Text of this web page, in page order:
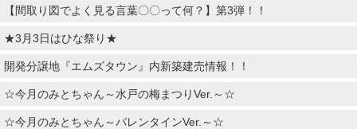
【間取り図でよく見る言葉〇〇って何？】第3弾！！
★3月3日はひな祭り★
開発分譲地『エムズタウン』内新築建売情報！！
☆今月のみとちゃん～水戸の梅まつりVer.～☆
☆今月のみとちゃん～バレンタインVer.～☆